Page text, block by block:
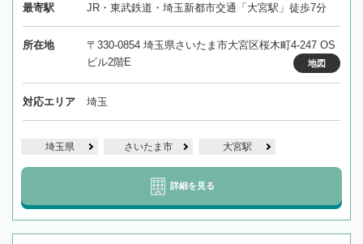
最寄駅 JR・東武鉄道・埼玉新都市交通「大宮駅」徒歩7分
所在地
〒330-0854 埼玉県さいたま市大宮区桜木町4-247 OS
ビル2階E
地図
対応エリア 埼玉
埼玉県 さいたま市 大宮駅
詳細を見る